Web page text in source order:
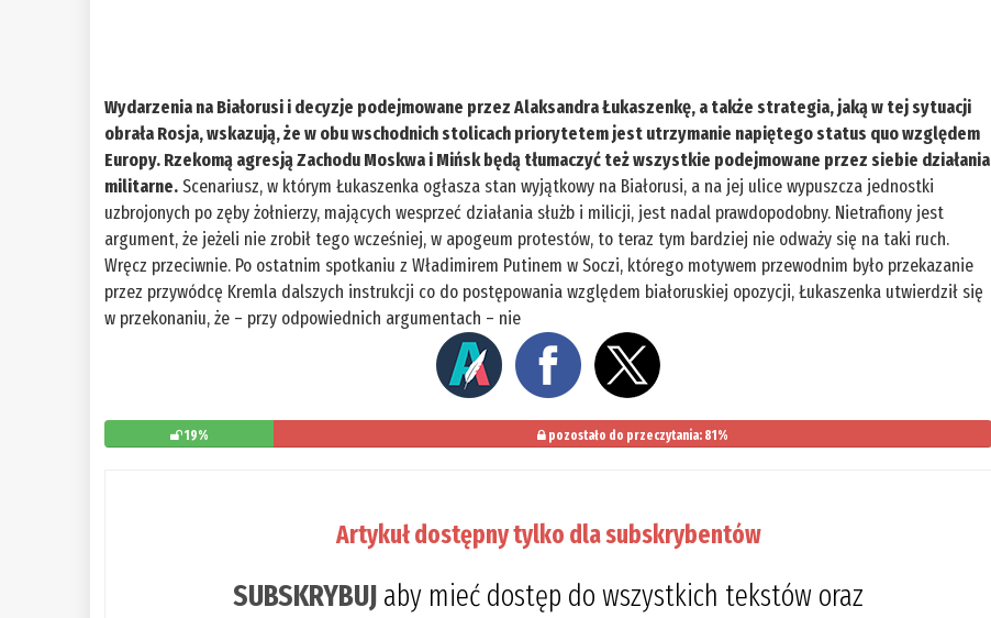
Wydarzenia na Białorusi i decyzje podejmowane przez Alaksandra Łukaszenkę, a także strategia, jaką w tej sytuacji
obrała Rosja, wskazują, że w obu wschodnich stolicach priorytetem jest utrzymanie napiętego status quo względem
Europy. Rzekomą agresją Zachodu Moskwa i Mińsk będą tłumaczyć też wszystkie podejmowane przez siebie działania
militarne.Scenariusz, w którym Łukaszenka ogłasza stan wyjątkowy na Białorusi, a na jej ulice wypuszcza jednostki
uzbrojonych po zęby żołnierzy, mających wesprzeć działania służb i milicji, jest nadal prawdopodobny. Nietrafiony jest
argument, że jeżeli nie zrobił tego wcześniej, w apogeum protestów, to teraz tym bardziej nie odważy się na taki ruch.
Wręcz przeciwnie. Po ostatnim spotkaniu z Władimirem Putinem w Soczi, którego motywem przewodnim było przekazanie
przez przywódcę Kremla dalszych instrukcji co do postępowania względem białoruskiej opozycji, Łukaszenka utwierdził się
w przekonaniu, że – przy odpowiednich argumentach – nie
19% pozostało do przeczytania: 81%
Artykuł dostępny tylko dla subskrybentów
SUBSKRYBUJ aby mieć dostęp do wszystkich tekstów oraz